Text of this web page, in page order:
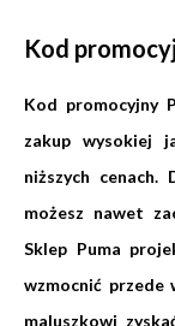
Kod
Kod promocyjny
zakup wysokiej
niższych
możesz nawet
Sklep Puma
wzmocnić
maluszkowi